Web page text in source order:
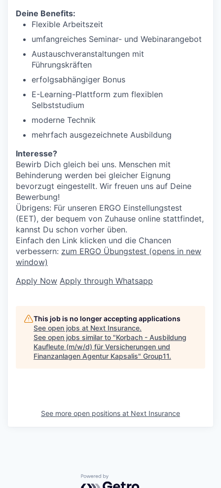
Deine Benefits:
Flexible Arbeitszeit
umfangreiches Seminar- und Webinarangebot
Austauschveranstaltungen mit
Führungskräften
erfolgsabhängiger Bonus
E-Learning-Plattform zum flexiblen
Selbststudium
moderne Technik
mehrfach ausgezeichnete Ausbildung
Interesse?
Bewirb Dich gleich bei uns. Menschen mit
Behinderung werden bei gleicher Eignung
bevorzugt eingestellt. Wir freuen uns auf Deine
Bewerbung!
Übrigens: Für unseren ERGO Einstellungstest
(EET), der bequem von Zuhause online stattfindet,
kannst Du schon vorher üben.
Einfach den Link klicken und die Chancen
verbessern: zum ERGO Übungstest (opens in new
window)
Apply Now Apply through Whatsapp
This job is no longer accepting applications
See open jobs at Next Insurance.
See open jobs similar to "Korbach - Ausbildung
Kaufleute (m/w/d) für Versicherungen und
Finanzanlagen Agentur Kapsalis" Group11.
See more open positions at Next Insurance
Powered by Getro.com